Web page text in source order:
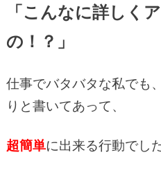
「こんなに詳しく
の！？」
仕事でバタバタな私でも、
りと書いてあって、
超簡単に出来る行動でした